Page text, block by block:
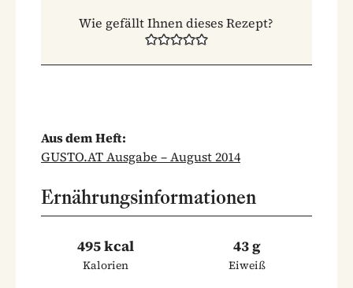
Wie gefällt Ihnen dieses Rezept?
Aus dem Heft:
GUSTO.AT Ausgabe – August 2014
Ernährungsinformationen
495 kcal
Kalorien
43 g
Eiweiß